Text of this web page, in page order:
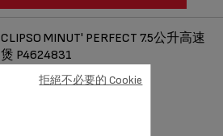
CLIPSO MINUT' PERFECT 7.5公升高速
煲 P4624831
完美烹調從此變得簡單
拒絕不必要的 Cookie